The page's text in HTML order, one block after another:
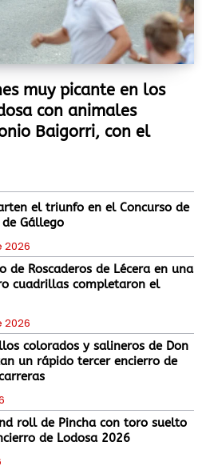
muy picante en los
con animales
Baigorri, con el
el triunfo en el Concurso de
Gállego
2026
de Roscaderos de Lécera en una
cuadrillas completaron el
2026
colorados y salineros de Don
un rápido tercer encierro de
roll de Pincha con toro suelto
de Lodosa 2026